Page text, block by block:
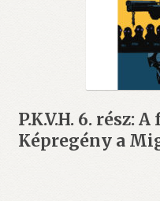
P.K.V.H. 6. rész:
Képregény a